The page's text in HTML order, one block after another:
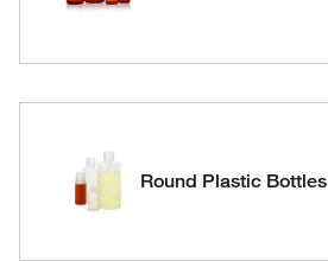
Round Plastic Bottles